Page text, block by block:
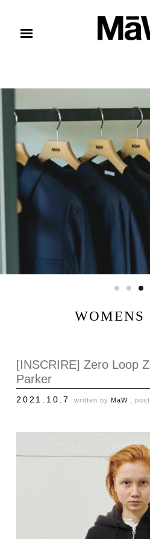
WOMENS
[INSCRIRE] Zero Loop
Parker
2021.10.7 written by MaW ,